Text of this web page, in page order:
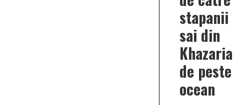
stapanii
sai din
Khazaria
de peste
ocean